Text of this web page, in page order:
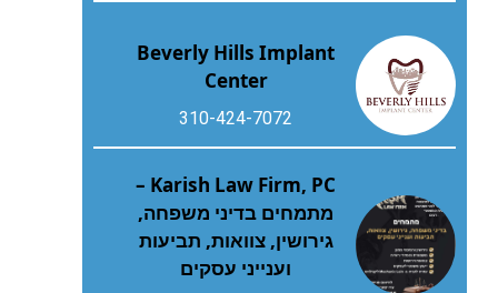
Beverly Hills Implant
Center
310-424-7072
Karish Law Firm, PC –
מתמחים בדיני משפחה,
גירושין, צוואות, תביעות
וענייני עסקים